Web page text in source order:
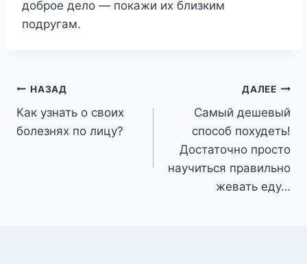
доброе дело — покажи их близким
подругам.
Навигация
по
НАЗАД
Как узнать о своих
болезнях по лицу?
ДАЛЕЕ
Самый дешевый
способ похудеть!
Достаточно просто
научиться правильно
жевать еду…